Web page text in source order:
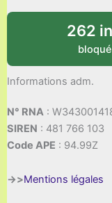
262
Informations adm.
N° RNA :
SIREN : 481 766 103
Code APE : 94.99Z
->>Mentions légales